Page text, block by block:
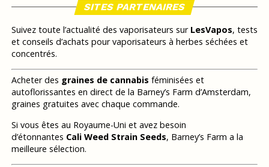
SITES PARTENAIRES
Suivez toute l’actualité des vaporisateurs sur LesVapos, tests
et conseils d’achats pour vaporisateurs à herbes séchées et
concentrés.
Acheter des graines de cannabis féminisées et
autoflorissantes en direct de la Barney’s Farm d’Amsterdam,
graines gratuites avec chaque commande.
Si vous êtes au Royaume-Uni et avez besoin
d’étonnantes Cali Weed Strain Seeds, Barney’s Farm a la
meilleure sélection.